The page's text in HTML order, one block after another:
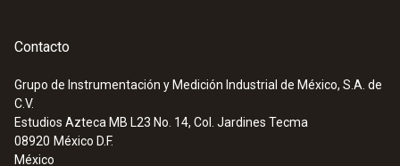
Contacto
Grupo de Instrumentación y Medición Industrial de México, S.A. de
C.V.
Estudios Azteca MB L23 No. 14, Col. Jardines Tecma
08920 México D.F.
México